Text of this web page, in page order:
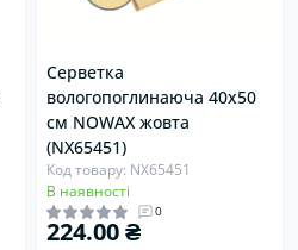
Серветка
вологопоглинаюча 40х50
см NOWAX жовта
(NX65451)
Код товару: NX65451
В наявності
0
224.00 ₴